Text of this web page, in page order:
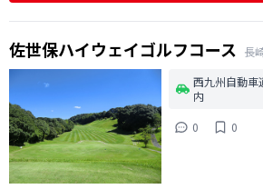
佐世保ハイウェイゴルフコース 長
西九州自動車
内
0
0